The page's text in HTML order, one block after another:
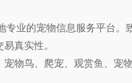
专业的宠物信息服务平台
真实性。
物鸟、爬宠、观赏鱼、宠